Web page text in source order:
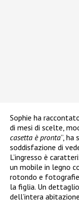
Sophie ha
di mesi di scelte,
casetta è pronta”,
soddisfazione di
L’ingresso è
un mobile in legno
rotondo e fotografie
la figlia. Un
dell’intera